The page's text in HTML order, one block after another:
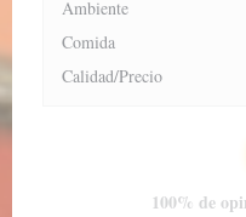
Ambiente
Comida
Calidad/Precio
100% de